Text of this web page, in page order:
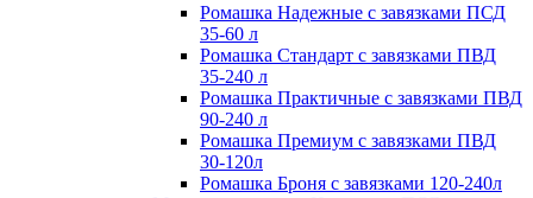
Ромашка Надежные с завязками ПСД
35-60 л
Ромашка Стандарт с завязками ПВД
35-240 л
Ромашка Практичные с завязками ПВД
90-240 л
Ромашка Премиум с завязками ПВД
30-120л
Ромашка Броня с завязками 120-240л